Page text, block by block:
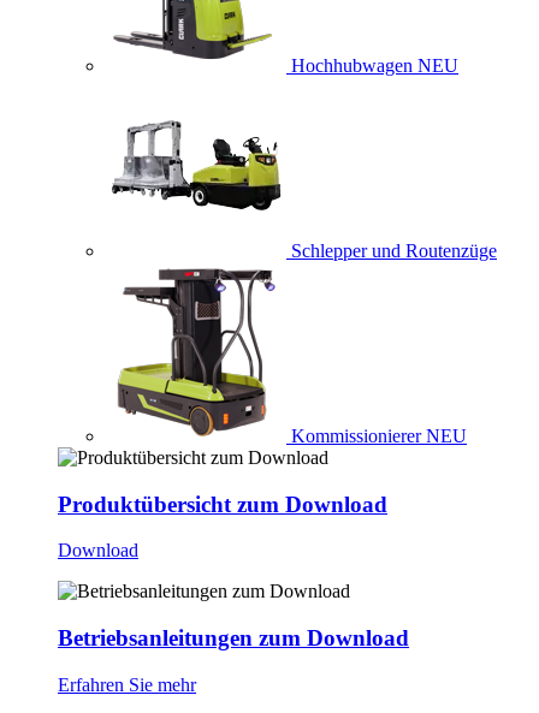
Hochhubwagen NEU
Schlepper und Routenzüge
Kommissionierer NEU
Produktübersicht zum Download
Download
Betriebsanleitungen zum Download
Erfahren Sie mehr